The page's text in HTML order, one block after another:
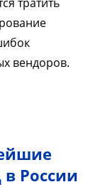
вендоров.
России